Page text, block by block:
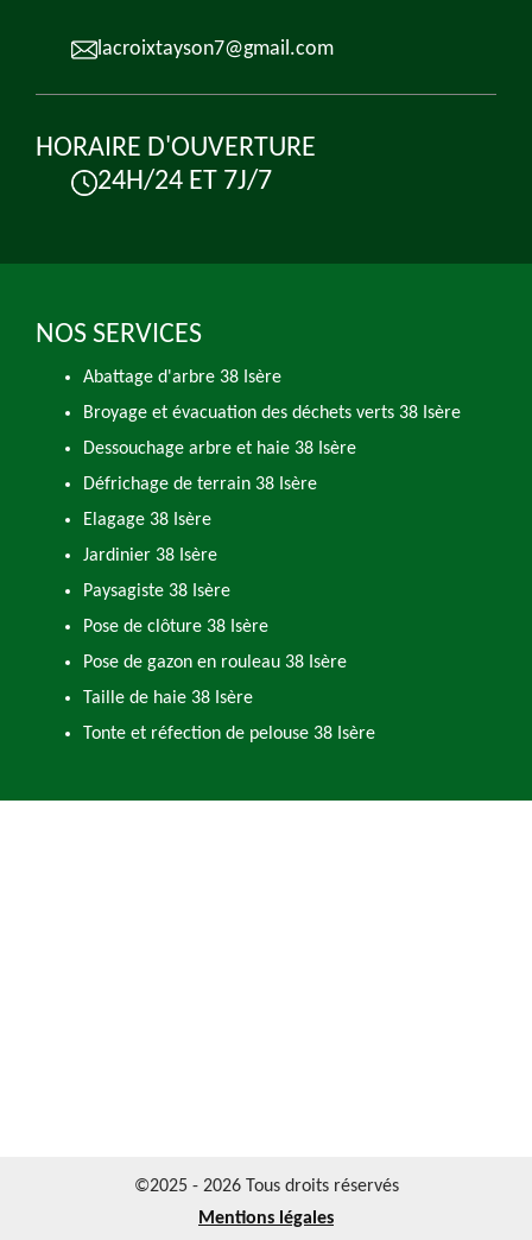
lacroixtayson7@gmail.com
HORAIRE D'OUVERTURE
24H/24 ET 7J/7
NOS SERVICES
Abattage d'arbre 38 Isère
Broyage et évacuation des déchets verts 38 Isère
Dessouchage arbre et haie 38 Isère
Défrichage de terrain 38 Isère
Elagage 38 Isère
Jardinier 38 Isère
Paysagiste 38 Isère
Pose de clôture 38 Isère
Pose de gazon en rouleau 38 Isère
Taille de haie 38 Isère
Tonte et réfection de pelouse 38 Isère
©2025 - 2026 Tous droits réservés
Mentions légales